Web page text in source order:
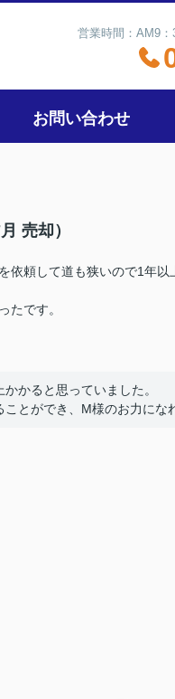
営業時間：AM9
お問い合わせ
売却）
依頼して道も狭いので1年
たです。
かると思っていました。
とができ、M様のお力にな